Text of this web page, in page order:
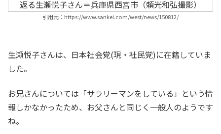
引用元：https://www.sankei.com/west/news/150812/
生瀬悦子さんは、日本社会党(現・社民党)に在籍していま
した。
お兄さんについては「サラリーマンをしている」という情
報しかなかったため、お父さんと同じく一般人のようです
ね。